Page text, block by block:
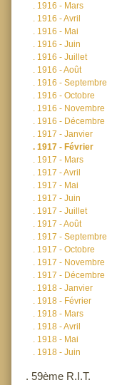
. 1916 - Mars
. 1916 - Avril
. 1916 - Mai
. 1916 - Juin
. 1916 - Juillet
. 1916 - Août
. 1916 - Septembre
. 1916 - Octobre
. 1916 - Novembre
. 1916 - Décembre
. 1917 - Janvier
. 1917 - Février
. 1917 - Mars
. 1917 - Avril
. 1917 - Mai
. 1917 - Juin
. 1917 - Juillet
. 1917 - Août
. 1917 - Septembre
. 1917 - Octobre
. 1917 - Novembre
. 1917 - Décembre
. 1918 - Janvier
. 1918 - Février
. 1918 - Mars
. 1918 - Avril
. 1918 - Mai
. 1918 - Juin
. 59ème R.I.T.